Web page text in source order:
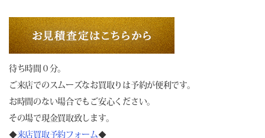
待ち時間０分。
ご来店でのスムーズなお買取りは予約が便利です。
お時間のない場合でもご安心ください。
その場で現金買取致します。
◆来店買取予約フォーム◆